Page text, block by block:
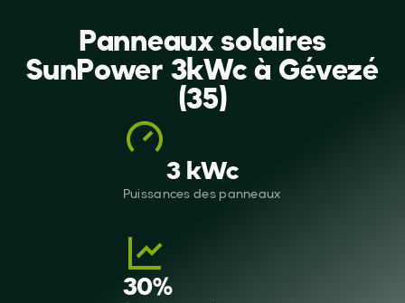
Panneaux solaires
SunPower 3kWc à Gévezé
(35)
3 kWc
Puissances des panneaux
30%